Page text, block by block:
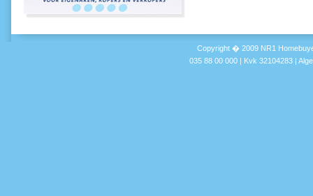
Copyright � 2009 NR1
035 88 00 000 | Kvk 32104283 |